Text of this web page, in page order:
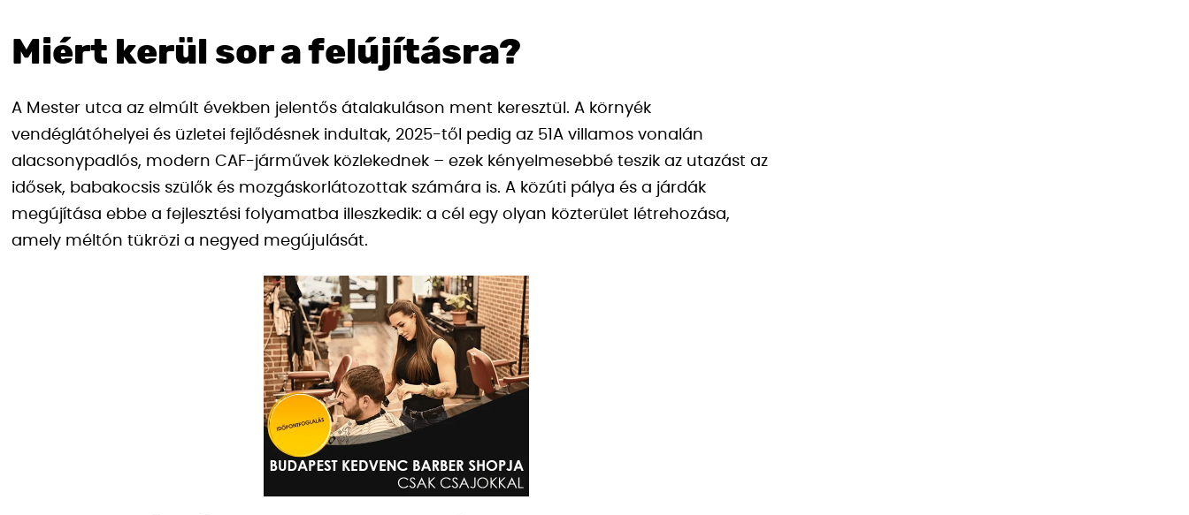
Miért kerül sor a felújításra?
A Mester utca az elmúlt években jelentős átalakuláson ment keresztül. A környék
vendéglátóhelyei és üzletei fejlődésnek indultak, 2025-től pedig az 51A villamos vonalán
alacsonypadlós, modern CAF-járművek közlekednek – ezek kényelmesebbé teszik az utazást az
idősek, babakocsis szülők és mozgáskorlátozottak számára is. A közúti pálya és a járdák
megújítása ebbe a fejlesztési folyamatba illeszkedik: a cél egy olyan közterület létrehozása,
amely méltón tükrözi a negyed megújulását.